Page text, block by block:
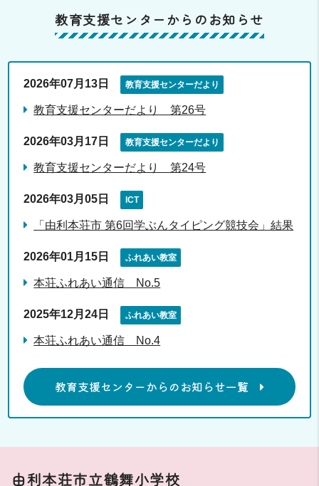
教育支援センターからのお知らせ
2026年07月13日 教育支援センターだより
教育支援センターだより 第26号
2026年03月17日 教育支援センターだより
教育支援センターだより 第24号
2026年03月05日 ICT
「由利本荘市 第6回学ぶんタイピング競技会」結果
2026年01月15日 ふれあい教室
本荘ふれあい通信 No.5
2025年12月24日 ふれあい教室
本荘ふれあい通信 No.4
教育支援センターからのお知らせ一覧
由利本荘市立鶴舞小学校